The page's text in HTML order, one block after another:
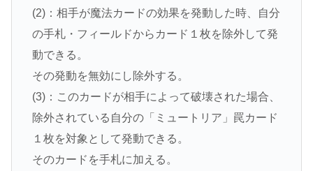
(2)：相手が魔法カードの効果を発動した時、自分
の手札・フィールドからカード１枚を除外して発
動できる。
その発動を無効にし除外する。
(3)：このカードが相手によって破壊された場合、
除外されている自分の「ミュートリア」罠カード
１枚を対象として発動できる。
そのカードを手札に加える。